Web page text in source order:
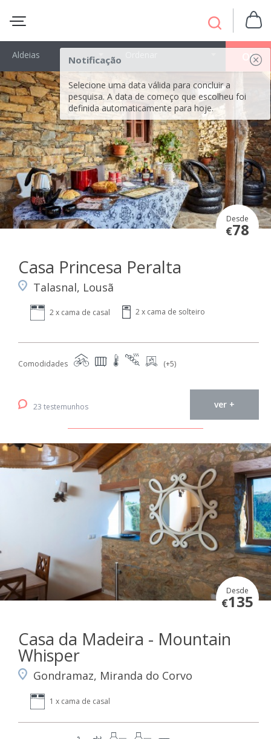
Notificação
Selecione uma data válida para concluir a
pesquisa. A data de começo que escolheu foi
definida automaticamente para hoje.
OK
Aldeias
Desde
€78
Casa Princesa Peralta
Talasnal, Lousã
2 x cama de casal 2 x cama de solteiro
Comodidades (+5)
23 testemunhos ver +
Desde
€135
Casa da Madeira - Mountain
Whisper
Gondramaz, Miranda do Corvo
1 x cama de casal